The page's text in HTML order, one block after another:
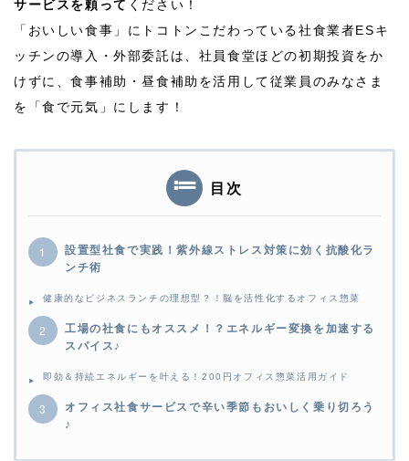
サービスを頼って ください！
「おいしい食事」にトコトンこだわっている社食業者ESキ
ッチンの導入・外部委託は、社員食堂ほどの初期投資をか
けずに、食事補助・昼食補助を活用して従業員のみなさま
を「食で元気」にします！
目次
設置型社食で実践！紫外線ストレス対策に効く抗酸化ラ
ンチ術
健康的なビジネスランチの理想型？！脳を活性化するオフィス惣菜
工場の社食にもオススメ！？エネルギー変換を加速する
スパイス♪
即効＆持続エネルギーを叶える！200円オフィス惣菜活用ガイド
オフィス社食サービスで辛い季節もおいしく乗り切ろう
♪